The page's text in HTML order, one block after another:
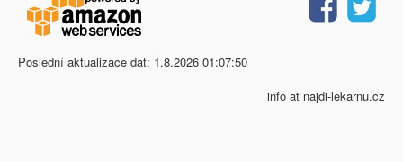
Poslední aktualizace dat: 1.8.2026 01:07:50
info at najdi-lekarnu.cz